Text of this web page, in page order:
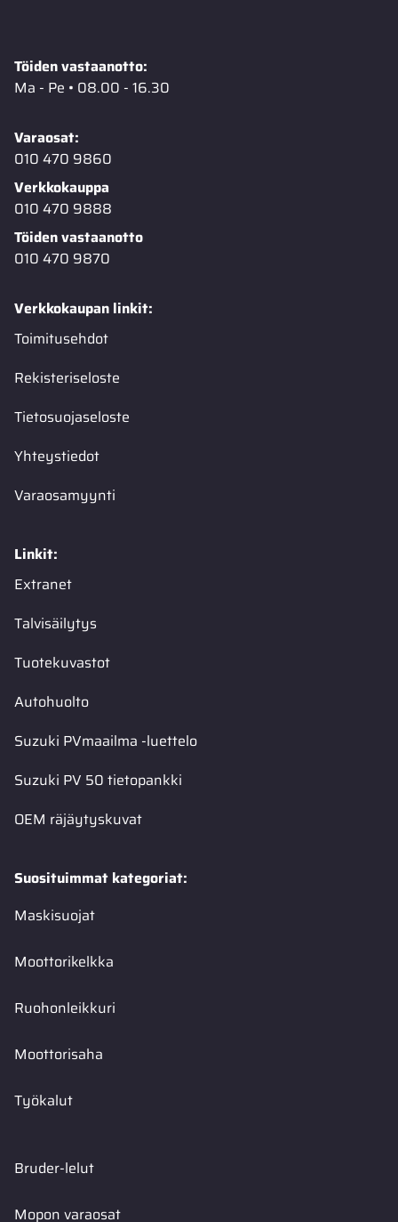
Töiden vastaanotto:
Ma - Pe • 08.00 - 16.30
Varaosat:
010 470 9860
Verkkokauppa
010 470 9888
Töiden vastaanotto
010 470 9870
Verkkokaupan linkit:
Toimitusehdot
Rekisteriseloste
Tietosuojaseloste
Yhteystiedot
Varaosamyynti
Linkit:
Extranet
Talvisäilytys
Tuotekuvastot
Autohuolto
Suzuki PVmaailma -luettelo
Suzuki PV 50 tietopankki
OEM räjäytyskuvat
Suosituimmat kategoriat:
Maskisuojat
Moottorikelkka
Ruohonleikkuri
Moottorisaha
Työkalut
Bruder-lelut
Mopon varaosat